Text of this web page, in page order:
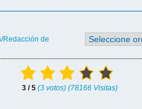
Redacción de
3 / 5 (3 votos) (78166 Visitas)